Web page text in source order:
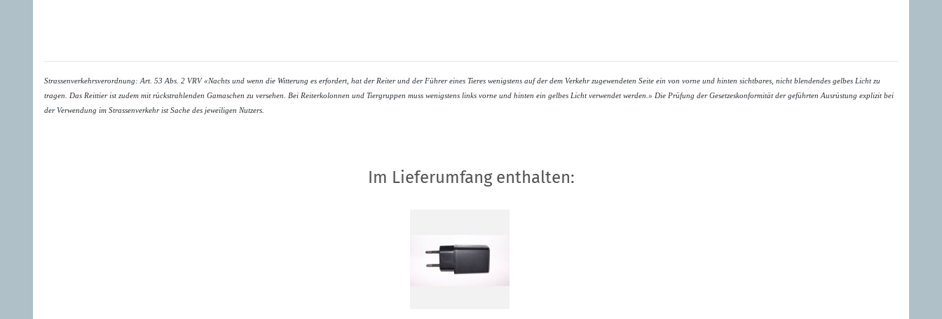
Strassenverkehrsverordnung: Art. 53 Abs. 2 VRV «Nachts und wenn die Witterung es erfordert, hat der Reiter und der Führer eines Tieres wenigstens auf der dem Verkehr zugewendeten Seite ein von vorne und hinten sichtbares, nicht blendendes gelbes Licht zu
tragen. Das Reittier ist zudem mit rückstrahlenden Gamaschen zu versehen. Bei Reiterkolonnen und Tiergruppen muss wenigstens links vorne und hinten ein gelbes Licht verwendet werden.» Die Prüfung der Gesetzeskonformität der geführten Ausrüstung explizit bei
der Verwendung im Strassenverkehr ist Sache des jeweiligen Nutzers.
Im Lieferumfang enthalten: